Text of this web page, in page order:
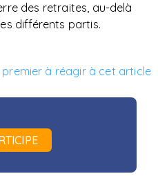
des retraites, au-delà
différents partis.
premier à réagir à cet article